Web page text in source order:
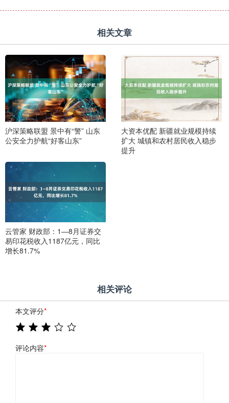
相关文章
沪深策略联盟 景中有“警” 山东
公安全力护航“好客山东”
大资本优配 新疆就业规模持续
扩大 城镇和农村居民收入稳步
提升
云管家 财政部：1—8月证券交
易印花税收入1187亿元，同比
增长81.7%
相关评论
本文评分*
评论内容*